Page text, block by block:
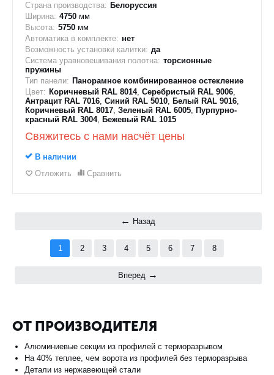
Страна производства: Белоруссия
Ширина: 4750 мм
Высота: 5750 мм
Автоматика в комплекте: нет
Возможность установки калитки: да
Система уравновешивания полотна: торсионные
пружины
Тип панели: Панорамное комбинированное остекление
Цвет: Коричневый RAL 8014, Серебристый RAL 9006,
Антрацит RAL 7016, Синий RAL 5010, Белый RAL 9016,
Коричневый RAL 8017, Зеленый RAL 6005, Пурпурно-
красный RAL 3004, Бежевый RAL 1015
Свяжитесь с нами насчёт цены
В наличии
Отложить
Сравнить
Назад
1 2 3 4 5 6 7 8
Вперед
ОТ ПРОИЗВОДИТЕЛЯ
Алюминиевые секции из профилей с терморазрывом
На 40% теплее, чем ворота из профилей без терморазрыва
Детали из нержавеющей стали